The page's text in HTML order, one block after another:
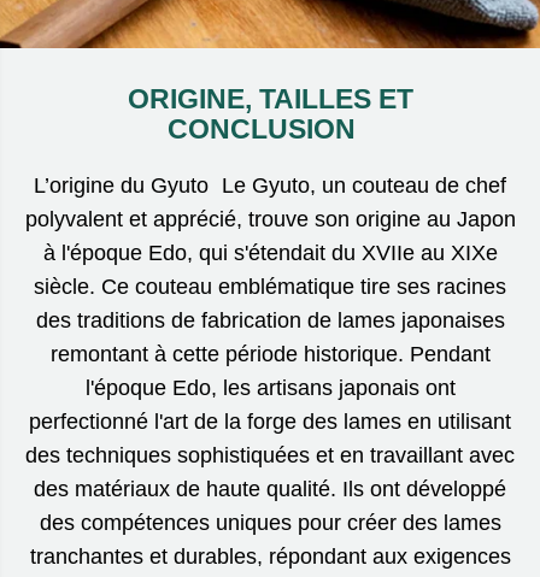
ORIGINE, TAILLES ET
CONCLUSION
L’origine du Gyuto Le Gyuto, un couteau de chef
polyvalent et apprécié, trouve son origine au Japon
à l'époque Edo, qui s'étendait du XVIIe au XIXe
siècle. Ce couteau emblématique tire ses racines
des traditions de fabrication de lames japonaises
remontant à cette période historique. Pendant
l'époque Edo, les artisans japonais ont
perfectionné l'art de la forge des lames en utilisant
des techniques sophistiquées et en travaillant avec
des matériaux de haute qualité. Ils ont développé
des compétences uniques pour créer des lames
tranchantes et durables, répondant aux exigences